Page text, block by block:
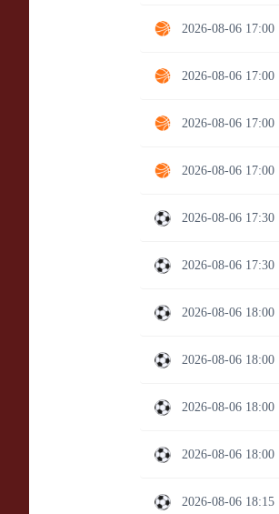
2026-08-06 17:00
2026-08-06 17:00
2026-08-06 17:00
2026-08-06 17:00
2026-08-06 17:30
2026-08-06 17:30
2026-08-06 18:00
2026-08-06 18:00
2026-08-06 18:00
2026-08-06 18:00
2026-08-06 18:15